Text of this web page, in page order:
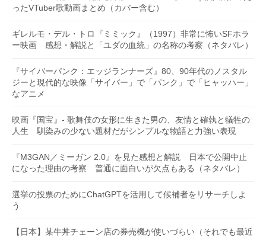
ったVTuber歌動画まとめ（カバー含む）
ギレルモ・デル・トロ『ミミック』（1997）非常に怖いSFホラ
ー映画 感想・解説と「ユダの血統」の名称の考察（ネタバレ）
『サイバーパンク：エッジランナーズ』80、90年代のノスタル
ジーと現代的な映像「サイバー」で「パンク」で「ヒャッハー」
なアニメ
映画『国宝』- 歌舞伎の女形に生きた男の、友情と確執と犠牲の
人生 馴染みの少ない題材だがシンプルな物語と力強い表現
『M3GAN／ミーガン 2.0』を見た感想と解説 日本で公開中止
になった理由の考察 普通に面白いが欠点もある（ネタバレ）
選挙の投票のためにChatGPTを活用して候補者をリサーチしよ
う
【日本】某牛丼チェーン店の券売機が使いづらい（それでも最近